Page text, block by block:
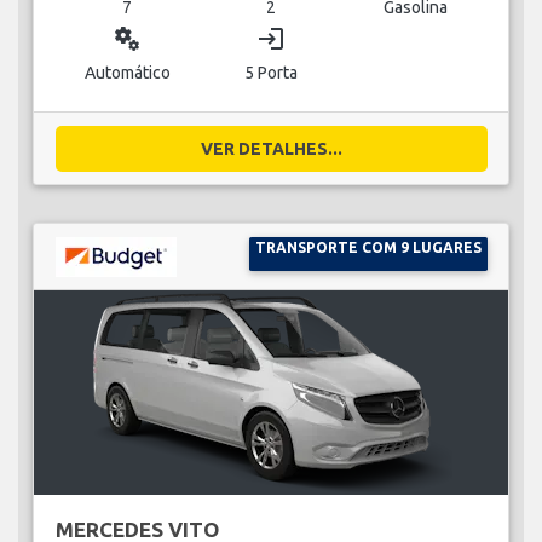
7 2 Gasolina
miscellaneous_services
Automático
login
5 Porta
VER DETALHES...
TRANSPORTE COM 9 LUGARES
MERCEDES VITO